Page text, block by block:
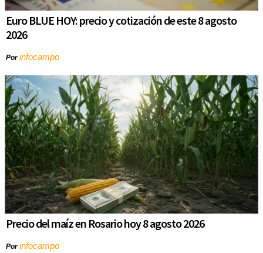
Euro BLUE HOY: precio y cotización de este 8 agosto
2026
Porinfocampo
Precio del maíz en Rosario hoy 8 agosto 2026
Porinfocampo